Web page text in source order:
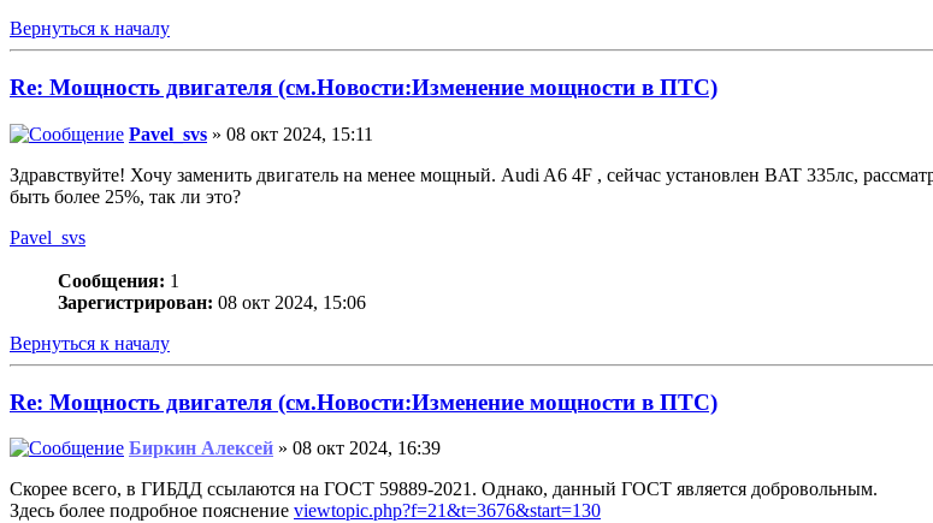
Вернуться к началу
Re: Мощность двигателя (см.Новости:Изменение мощности в ПТС)
Pavel_svs » 08 окт 2024, 15:11
Здравствуйте! Хочу заменить двигатель на менее мощный. Audi A6 4F , сейчас установлен BAT 335лс,
быть более 25%, так ли это?
Pavel_svs
Сообщения: 1
Зарегистрирован: 08 окт 2024, 15:06
Вернуться к началу
Re: Мощность двигателя (см.Новости:Изменение мощности в ПТС)
Биркин Алексей » 08 окт 2024, 16:39
Скорее всего, в ГИБДД ссылаются на ГОСТ 59889-2021. Однако, данный ГОСТ является добровольным.
Здесь более подробное пояснение viewtopic.php?f=21&t=3676&start=130